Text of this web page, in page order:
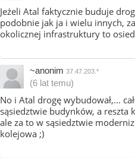
Jeżeli Atal faktycznie buduje
podobnie jak ja i wielu innych,
okolicznej infrastruktury to
~anonim 37.47.203.*
(6 lat temu)
No i Atal drogę wybudował,...
sąsiedztwie budynków, a reszta
ale za to w sąsiedztwie
kolejowa ;)